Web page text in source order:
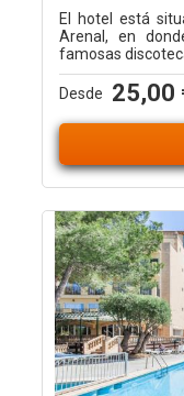
El hotel está
Arenal, en
famosas
Desde 25,00